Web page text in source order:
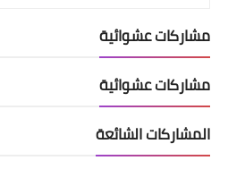
مشاركات عشوائية
مشاركات عشوائية
المشاركات الشائعة